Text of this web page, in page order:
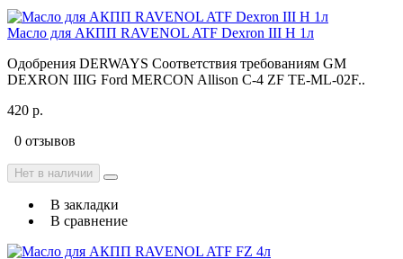
Масло для АКПП RAVENOL ATF Dexron III H 1л
Одобрения DERWAYS Соответствия требованиям GM
DEXRON IIIG Ford MERCON Allison C-4 ZF TE-ML-02F..
420 р.
0 отзывов
Нет в наличии
В закладки
В сравнение